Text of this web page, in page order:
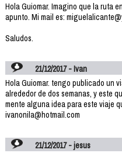
Hola Guiomar. Imagino que la ruta
apunto. Mi mail es:
Saludos.
21/12/2017 - Ivan
Hola Guiomar. tengo publicado un
alrededor de dos semanas, y este
mente alguna idea para este viaje
ivanonila@hotmail.com
21/12/2017 - jesus